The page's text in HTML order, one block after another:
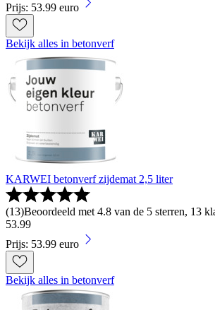
Prijs: 53.99 euro
Bekijk alles in betonverf
KARWEI betonverf zijdemat 2,5 liter
(13)Beoordeeld met 4.8 van de 5 sterren, 13
53.99
Prijs: 53.99 euro
Bekijk alles in betonverf